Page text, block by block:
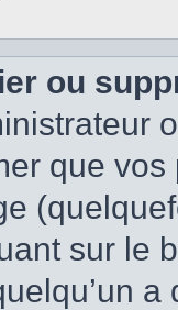
ou
que
sur le